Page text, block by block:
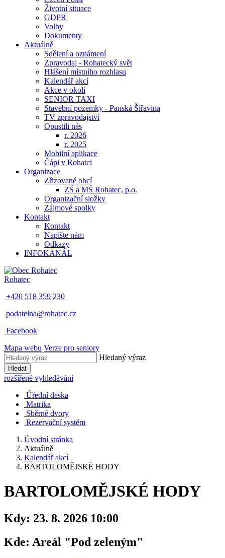
Životní situace
GDPR
Volby
Dokumenty
Aktuálně
Sdělení a oznámení
Zpravodaj - Rohatecký svět
Hlášení místního rozhlasu
Kalendář akcí
Akce v okolí
SENIOR TAXI
Stavební pozemky - Panská Šířavina
TV zpravodajství
Opustili nás
r. 2026
r. 2025
Mobilní aplikace
Čápi v Rohatci
Organizace
Zřizované obcí
ZŠ a MŠ Rohatec, p.o.
Organizační složky
Zájmové spolky
Kontakt
Kontakt
Napište nám
Odkazy
INFOKANÁL
Rohatec
+420 518 359 230
podatelna@rohatec.cz
Facebook
Mapa webu Verze pro seniory
Hledaný výraz
Hledat
rozšířené vyhledávání
Úřední deska
Matrika
Sběrné dvory
Rezervační systém
Úvodní stránka
Aktuálně
Kalendář akcí
BARTOLOMĚJSKÉ HODY
BARTOLOMĚJSKÉ HODY
Kdy: 23. 8. 2026 10:00
Kde: Areál "Pod zeleným"